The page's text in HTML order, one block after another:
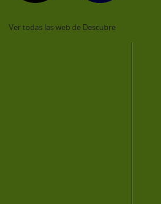
Ver todas las web de Descubre